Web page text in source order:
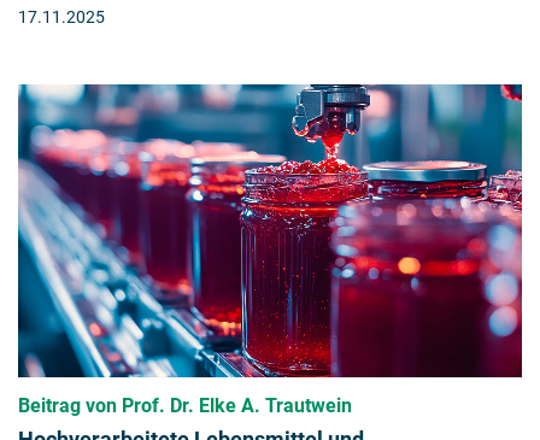
17.11.2025
Beitrag von Prof. Dr. Elke A. Trautwein